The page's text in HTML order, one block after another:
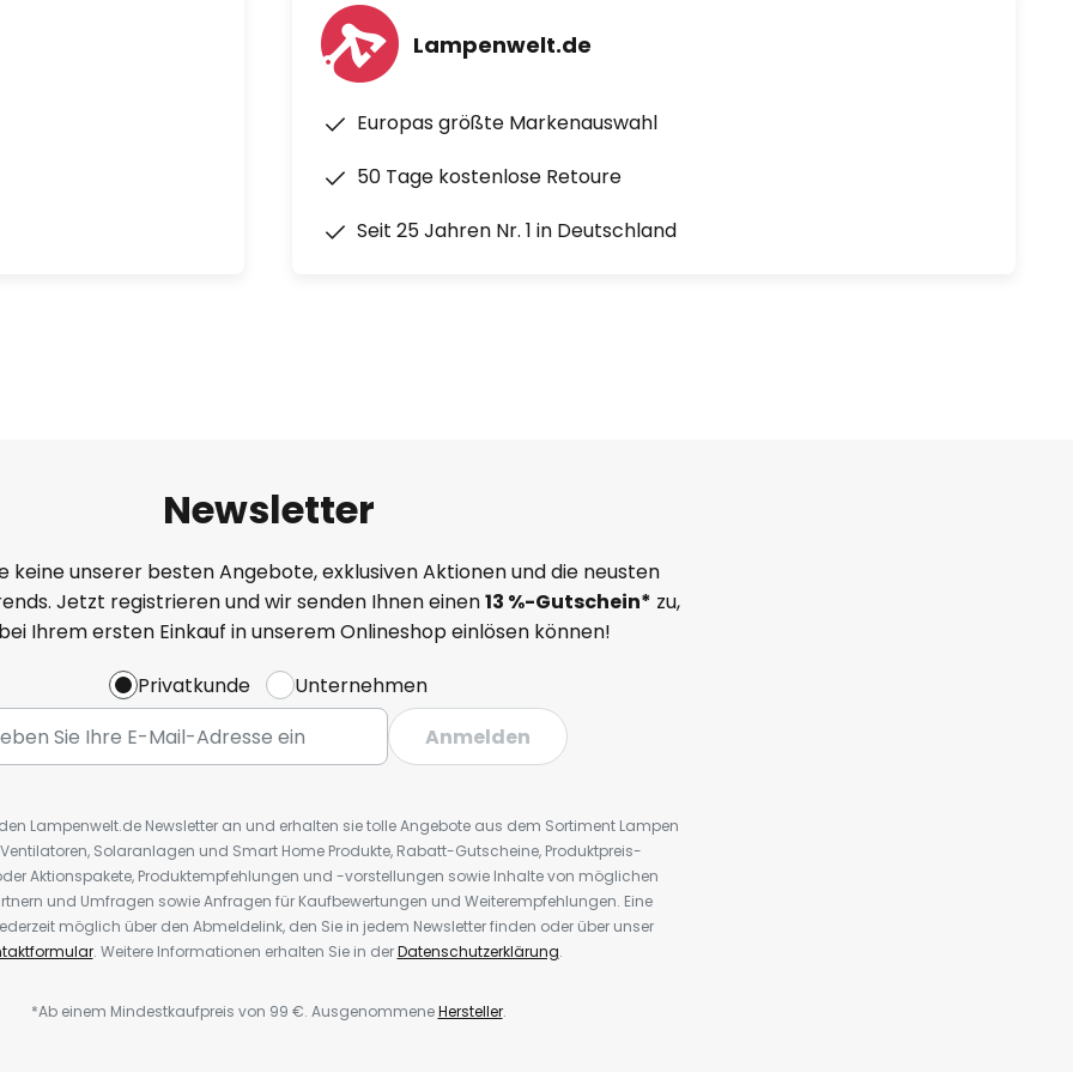
Lampenwelt.de
Europas größte Markenauswahl
50 Tage kostenlose Retoure
Seit 25 Jahren Nr. 1 in Deutschland
Newsletter
keine unserer besten Angebote, exklusiven Aktionen und die neusten
Jetzt registrieren und wir senden Ihnen einen13 %-Gutschein* zu,
Ihrem ersten Einkauf in unserem Onlineshop einlösen können!
Privatkunde
Unternehmen
Anmelden
Lampenwelt.de Newsletter an und erhalten sie tolle Angebote aus dem Sortiment Lampen
Solaranlagen und Smart Home Produkte, Rabatt-Gutscheine, Produktpreis-
Aktionspakete, Produktempfehlungen und -vorstellungen sowie Inhalte von möglichen
und Umfragen sowie Anfragen für Kaufbewertungen und Weiterempfehlungen. Eine
möglich über den Abmeldelink, den Sie in jedem Newsletter finden oder über unser
. Weitere Informationen erhalten Sie in derDatenschutzerklärung.
*Ab einem Mindestkaufpreis von 99 €. AusgenommeneHersteller.